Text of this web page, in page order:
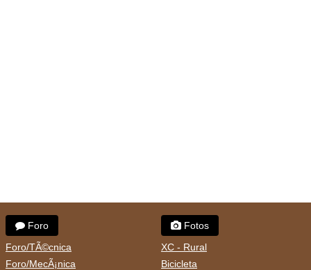
Foro
Foro/TÃ©cnica
Foro/MecÃ¡nica
Fotos
XC - Rural
Bicicleta